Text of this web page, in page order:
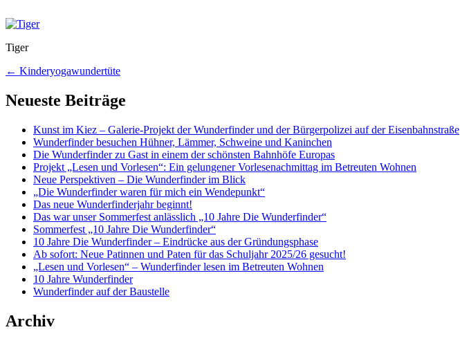
Tiger
Artikel-
Navigation
← Kinderyogawundertüte
Neueste Beiträge
Kunst im Kiez – Galerie-Projekt der Wunderfinder und der Bürgerpolizei auf der Eisenbahnstraße
Wunderfinder besuchen Hühner, Lämmer, Schweine und Kaninchen
Die Wunderfinder zu Gast in einem der schönsten Bahnhöfe Europas
Projekt „Lesen und Vorlesen“: Ein gelungener Vorlesenachmittag im Betreuten Wohnen
Neue Perspektiven – Die Wunderfinder im Blick
„Die Wunderfinder waren für mich ein Wendepunkt“
Das neue Wunderfinderjahr beginnt!
Das war unser Sommerfest anlässlich „10 Jahre Die Wunderfinder“
Sommerfest „10 Jahre Die Wunderfinder“
10 Jahre Die Wunderfinder – Eindrücke aus der Gründungsphase
Ab sofort: Neue Patinnen und Paten für das Schuljahr 2025/26 gesucht!
„Lesen und Vorlesen“ – Wunderfinder lesen im Betreuten Wohnen
10 Jahre Wunderfinder
Wunderfinder auf der Baustelle
Archiv